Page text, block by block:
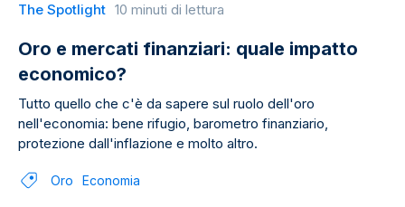
The Spotlight 10 minuti di lettura
Oro e mercati finanziari: quale impatto
economico?
Tutto quello che c'è da sapere sul ruolo dell'oro
nell'economia: bene rifugio, barometro finanziario,
protezione dall'inflazione e molto altro.
Oro Economia